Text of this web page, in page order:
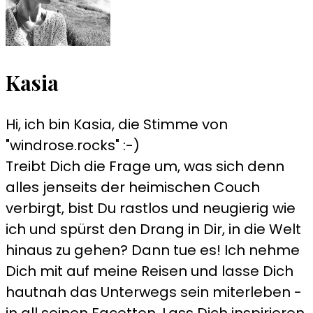
Kasia
Hi, ich bin Kasia, die Stimme von
"windrose.rocks" :-)
Treibt Dich die Frage um, was sich denn
alles jenseits der heimischen Couch
verbirgt, bist Du rastlos und neugierig wie
ich und spürst den Drang in Dir, in die Welt
hinaus zu gehen? Dann tue es! Ich nehme
Dich mit auf meine Reisen und lasse Dich
hautnah das Unterwegs sein miterleben -